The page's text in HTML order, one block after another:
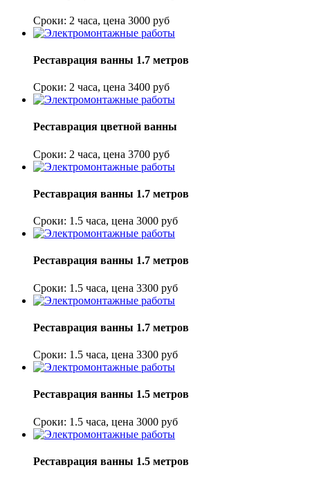
Сроки: 2 часа, цена 3000 руб
Реставрация ванны 1.7 метров
Сроки: 2 часа, цена 3400 руб
Реставрация цветной ванны
Сроки: 2 часа, цена 3700 руб
Реставрация ванны 1.7 метров
Сроки: 1.5 часа, цена 3000 руб
Реставрация ванны 1.7 метров
Сроки: 1.5 часа, цена 3300 руб
Реставрация ванны 1.7 метров
Сроки: 1.5 часа, цена 3300 руб
Реставрация ванны 1.5 метров
Сроки: 1.5 часа, цена 3000 руб
Реставрация ванны 1.5 метров